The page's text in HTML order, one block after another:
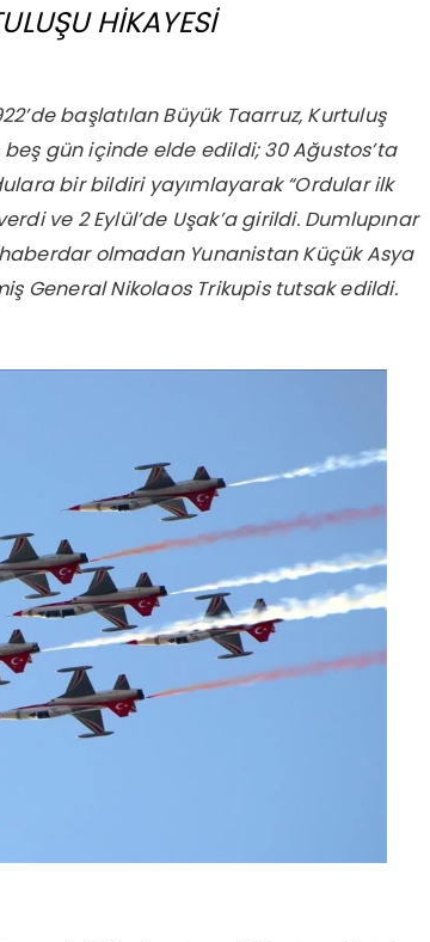
HİKAYESİ
başlatılan Büyük Taarruz, Kurtuluş
beş gün içinde elde edildi; 30 Ağustos’ta
bir bildiri yayımlayarak “Ordular ilk
ve 2 Eylül’de Uşak’a girildi. Dumlupınar
olmadan Yunanistan Küçük Asya
General Nikolaos Trikupis tutsak edildi.